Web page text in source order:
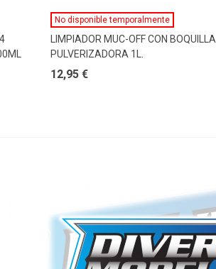
Ver Más
No disponible temporalmente
LIMPIADOR MUC-OFF CON BOQUILLA
PULVERIZADORA 1L.
12,95 €